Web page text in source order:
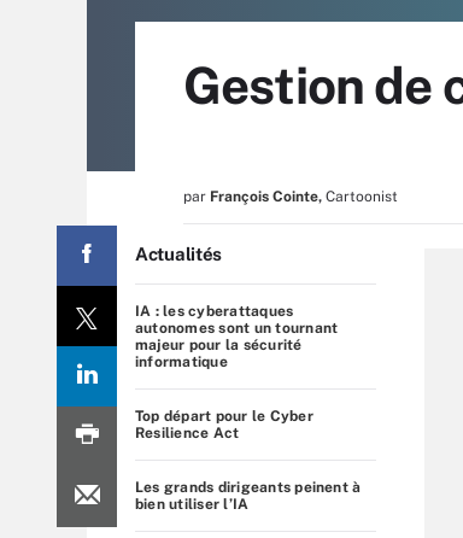
Gestion de
par François Cointe, Cartoonist
Actualités
IA : les cyberattaques
autonomes sont un tournant
majeur pour la sécurité
informatique
Top départ pour le Cyber
Resilience Act
Les grands dirigeants peinent à
bien utiliser l’IA